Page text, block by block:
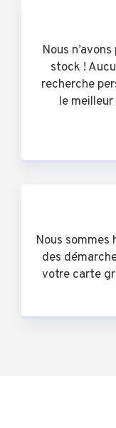
Nous
stock !
recherche
le
Nous sommes
des
votre carte